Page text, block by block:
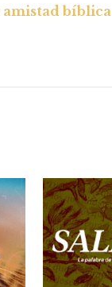
bíblica